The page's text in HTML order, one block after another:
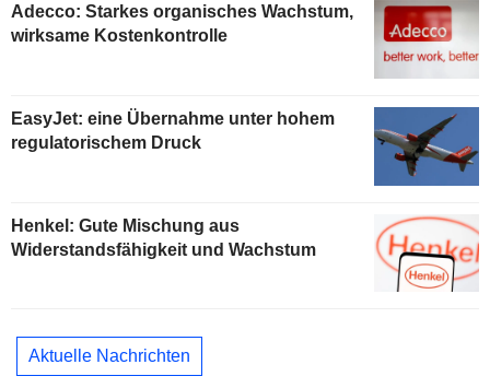
Adecco: Starkes organisches Wachstum,
wirksame Kostenkontrolle
EasyJet: eine Übernahme unter hohem
regulatorischem Druck
Henkel: Gute Mischung aus
Widerstandsfähigkeit und Wachstum
Aktuelle Nachrichten